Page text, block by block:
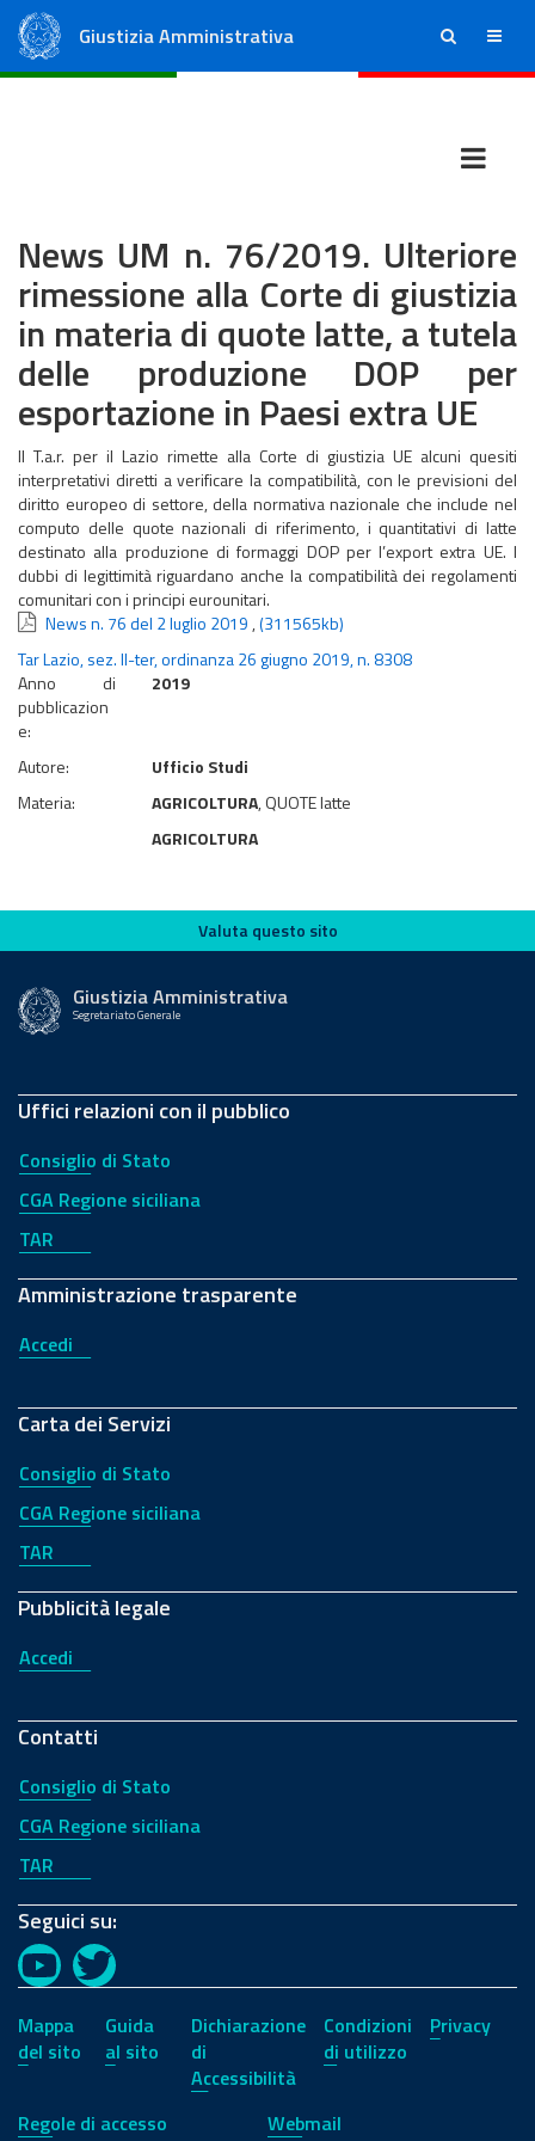
Giustizia Amministrativa ricerca menu
News UM n. 76/2019. Ulteriore
rimessione alla Corte di giustizia
in materia di quote latte, a tutela
delle produzione DOP per
esportazione in Paesi extra UE
Il T.a.r. per il Lazio rimette alla Corte di giustizia UE alcuni quesiti
interpretativi diretti a verificare la compatibilità, con le previsioni del
diritto europeo di settore, della normativa nazionale che include nel
computo delle quote nazionali di riferimento, i quantitativi di latte
destinato alla produzione di formaggi DOP per l’export extra UE. I
dubbi di legittimità riguardano anche la compatibilità dei regolamenti
comunitari con i principi eurounitari.
News n. 76 del 2 luglio 2019 ,(311565kb)
Tar Lazio, sez. II-ter, ordinanza 26 giugno 2019, n. 8308
Anno di
pubblicazion
e:
2019
Autore:
Ufficio Studi
Materia:
AGRICOLTURA, QUOTE latte
AGRICOLTURA
Valuta questo sito
Valuta questo sito
Giustizia Amministrativa
Segretariato Generale
Uffici relazioni con il pubblico
Consiglio di Stato
CGA Regione siciliana
TAR
Amministrazione trasparente
Accedi
Carta dei Servizi
Consiglio di Stato
CGA Regione siciliana
TAR
Pubblicità legale
Accedi
Contatti
Consiglio di Stato
CGA Regione siciliana
TAR
Seguici su:
YouTubeTwitter
Mappa
del sito
Guida
al sito
Dichiarazione
di
Accessibilità
Condizioni
di utilizzo
Privacy
Regole di accesso Webmail